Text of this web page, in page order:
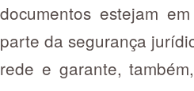
documentos estejam
parte da segurança
rede e garante,